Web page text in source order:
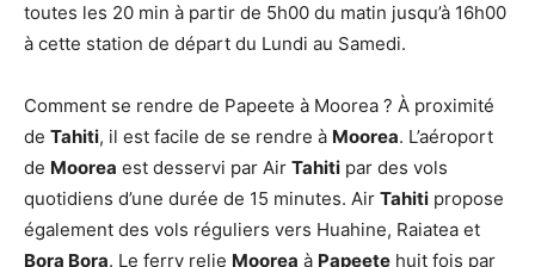
toutes les 20 min à partir de 5h00 du matin jusqu’à 16h00
à cette station de départ du Lundi au Samedi.
Comment se rendre de Papeete à Moorea ? À proximité
de Tahiti, il est facile de se rendre à Moorea. L’aéroport
de Moorea est desservi par Air Tahiti par des vols
quotidiens d’une durée de 15 minutes. Air Tahiti propose
également des vols réguliers vers Huahine, Raiatea et
Bora Bora. Le ferry relie Moorea à Papeete huit fois par